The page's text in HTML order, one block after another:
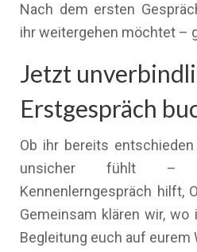
Nach dem ersten
ihr weitergehen möchtet –
Jetzt
Erstgespräch
Ob ihr bereits
unsicher fühlt –
Kennenlerngespräch hilft,
Gemeinsam klären wir,
Begleitung euch auf eurem